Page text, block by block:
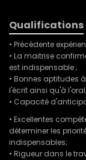
Qualifications
• Précédente
• La maitrise
est indispensable ;
• Bonnes aptitudes
l'écrit ainsi qu'à l'oral;
• Capacité
• Excellentes
déterminer les
indispensables;
• Rigueur dans le